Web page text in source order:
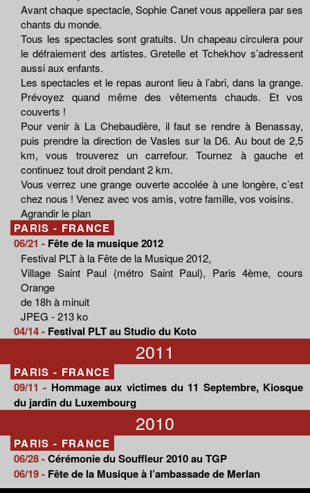
Avant chaque spectacle, Sophie Canet vous appellera par ses
chants du monde.
Tous les spectacles sont gratuits. Un chapeau circulera pour
le défraiement des artistes. Gretelle et Tchekhov s’adressent
aussi aux enfants.
Les spectacles et le repas auront lieu à l’abri, dans la grange.
Prévoyez quand même des vêtements chauds. Et vos
couverts !
Pour venir à La Chebaudière, il faut se rendre à Benassay,
puis prendre la direction de Vasles sur la D6. Au bout de 2,5
km, vous trouverez un carrefour. Tournez à gauche et
continuez tout droit pendant 2 km.
Vous verrez une grange ouverte accolée à une longère, c’est
chez nous ! Venez avec vos amis, votre famille, vos voisins.
Agrandir le plan
PARIS - FRANCE
06/21 - Fête de la musique 2012
Festival PLT à la Fête de la Musique 2012,
Village Saint Paul (métro Saint Paul), Paris 4ème, cours
Orange
de 18h à minuit
JPEG - 213 ko
04/14 - Festival PLT au Studio du Koto
2011
PARIS - FRANCE
09/11 - Hommage aux victimes du 11 Septembre, Kiosque
du jardin du Luxembourg
2010
PARIS - FRANCE
06/28 -Cérémonie du Souffleur 2010 au TGP
06/19 - Fête de la Musique à l’ambassade de Merlan